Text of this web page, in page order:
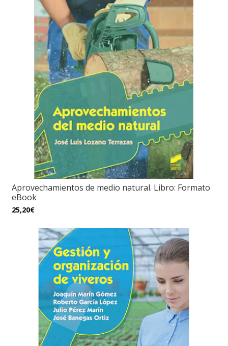
Aprovechamientos de medio natural. Libro: Formato
eBook
25,20€